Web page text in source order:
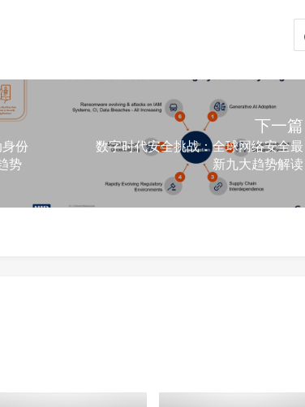
份
势
下一篇
数字时代安全挑战：全球网络安全最
新九大趋势解读